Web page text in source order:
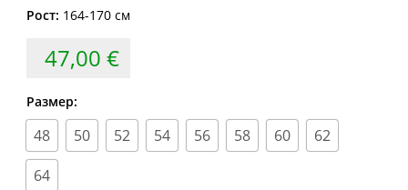
56
64
128 108-112
136
Рост: 164-170 см
47,00 €
Размер:
48 50 52 54 56 58 60
62
64